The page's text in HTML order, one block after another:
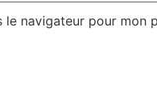
navigateur pour mon